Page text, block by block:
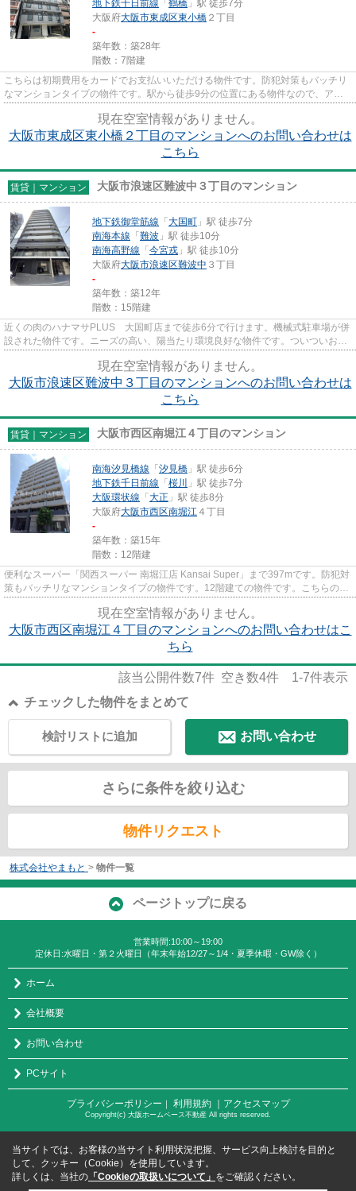
地下鉄千日前線 「 鶴橋 」駅 徒歩7分
大阪府大阪市東成区東小橋 ２丁目
-
築年数：築28年
階数：7階建
こちらは初期費用をカードでお支払いいただける物件です。防犯対策もバッチリ
なマンションタイプの物件です。駅から徒歩9分の位置にある物件なので、アク
現在空室情報がありません。
大阪市東成区東小橋２丁目のマンションへのお問い合わせは
こちら
賃貸｜マンション 大阪市浪速区難波中３丁目のマンション
地下鉄御堂筋線 「 大国町 」駅 徒歩7分
南海本線 「 難波 」駅 徒歩10分
南海高野線 「 今宮戎 」駅 徒歩10分
大阪府大阪市浪速区難波中 ３丁目
-
築年数：築12年
階数：15階建
近くの肉のハナマサPLUS 大国町店まで徒歩6分で行けます。機械式駐車場が併
設された物件です。ニーズの高い、陽当たり環境良好な物件です。ついついお洗
現在空室情報がありません。
大阪市浪速区難波中３丁目のマンションへのお問い合わせは
こちら
賃貸｜マンション 大阪市西区南堀江４丁目のマンション
南海汐見橋線 「 汐見橋 」駅 徒歩6分
地下鉄千日前線 「 桜川
」駅 徒歩7分
大阪環状線 「 大正 」駅 徒歩8分
大阪府大阪市西区南堀江 ４丁目
-
築年数：築15年
階数：12階建
便利なスーパー「関西スーパー 南堀江店 Kansai Super」まで397mです。防犯対
策もバッチリなマンションタイプの物件です。12階建ての物件です。こちらの物
現在空室情報がありません。
大阪市西区南堀江４丁目のマンションへのお問い合わせはこ
ちら
該当公開件数7件 空き数4件 1-7件表示
チェックした物件をまとめて
お問い合わせ
検討リストに追加
さらに条件を絞り込む
物件リクエスト
株式会社やまもと > 物件一覧
ページトップに戻る
営業時間:10:00～19:00
定休日:水曜日・第２火曜日（年末年始12/27～1/4・夏季休暇・GW除く）
ホーム
会社概要
お問い合わせ
PCサイト
プライバシーポリシー ｜ 利用規約 ｜アクセスマップ
Copyright(c) 大阪ホームベース不動産 All rights reserved.
当サイトでは、お客様の当サイト利用状況把握、サービス向上検討を目的と
して、クッキー（Cookie）を使用しています。
詳しくは、当社の 「Cookieの取扱いについて」 をご確認ください。